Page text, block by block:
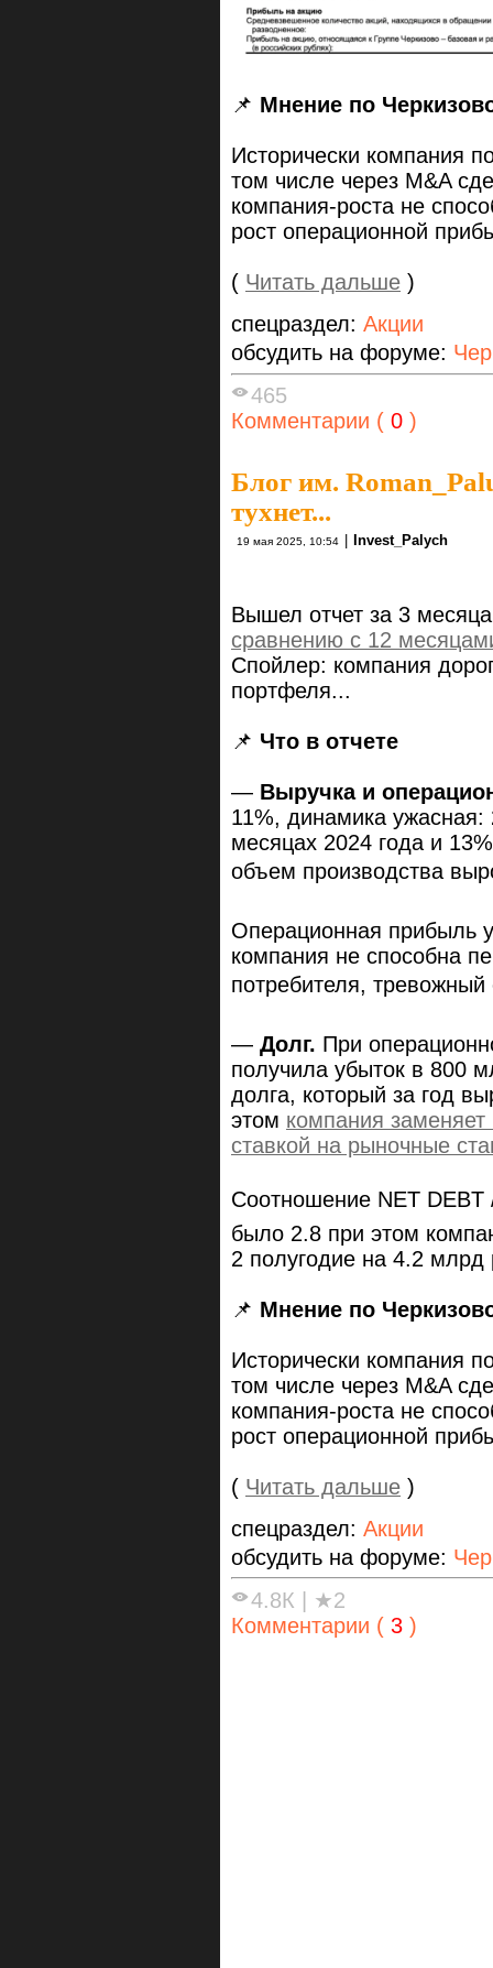
📌 Мнение по
Исторически компания
том числе через M&A
компания-роста не
рост операционной
( Читать дальше )
спецраздел: Акции
обсудить на форуме:
465
Комментарии ( 0 )
Блог им.
тухнет...
19 мая 2025, 10:54 | Invest_Palych
Вышел отчет за 3
сравнению с 12
Спойлер: компания
портфеля...
📌 Что в отчете
— Выручка и
11%, динамика
месяцах 2024 года и
объем производства
Операционная прибыль
компания не способна
потребителя,
— Долг. При
получила убыток в 800
долга, который за год
этом компания заменяет
ставкой на рыночные
Соотношение NET
было 2.8 при этом
2 полугодие на 4.2
📌 Мнение по
Исторически компания
том числе через M&A
компания-роста не
рост операционной
( Читать дальше )
спецраздел: Акции
обсудить на форуме:
4.8К
★2
Комментарии ( 3 )